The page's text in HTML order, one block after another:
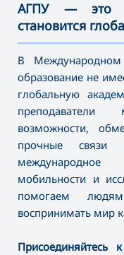
АГПУ — это
становится
В
образование не
глобальную
возможности,
прочные связи
международное
мобильности и
помогаем
воспринимать мир